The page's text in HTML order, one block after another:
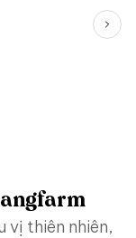
vị thiên nhiên,